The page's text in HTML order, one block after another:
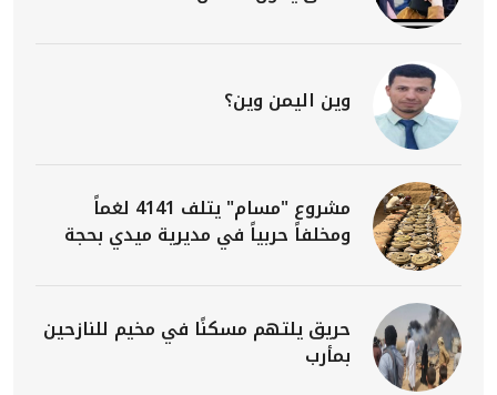
وين اليمن وين؟
مشروع "مسام" يتلف 4141 لغماً
ومخلفاً حربياً في مديرية ميدي بحجة
حريق يلتهم مسكنًا في مخيم للنازحين
بمأرب